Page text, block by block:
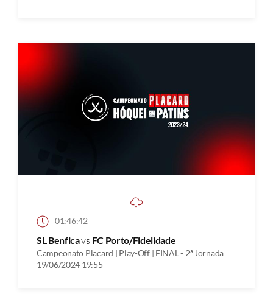
01:46:42
SL Benficavs FC Porto/Fidelidade
Campeonato Placard | Play-Off | FINAL - 2ª Jornada
19/06/2024 19:55